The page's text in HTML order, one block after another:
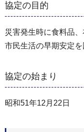
協定の目的
災害発生時に食料品
市民生活の早期安定を
協定の始まり
昭和51年12月22日